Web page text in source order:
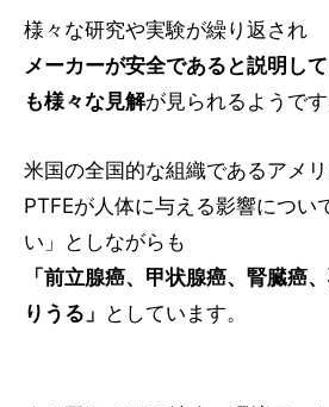
様々な研究や実験が繰り返され
メーカーが安全であると説明し
も様々な見解が見られるようです
米国の全国的な組織であるアメ
PTFEが人体に与える影響につい
い」としながらも
「前立腺癌、甲状腺癌、腎臓癌
りうる」 としています。